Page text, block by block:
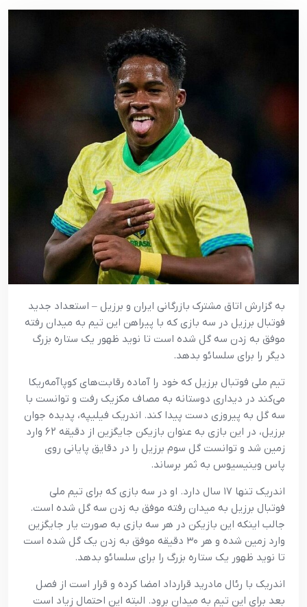
به گزارش اتاق مشترک بازرگانی ایران و برزیل – استعداد جدید
فوتبال برزیل در سه بازی که با پیراهن این تیم به میدان رفته
موفق به زدن سه گل شده است تا نوید ظهور یک ستاره بزرگ
دیگر را برای سلسائو بدهد.
تیم ملی فوتبال برزیل که خود را آماده رقابت‌های کوپاآمه‌ریکا
می‌کند در دیداری دوستانه به مصاف مکزیک رفت و توانست با
سه گل به پیروزی دست پیدا کند. اندریک فیلیپه، پدیده جوان
برزیل، در این بازی به عنوان بازیکن جایگزین از دقیقه ۶۲ وارد
زمین شد و توانست گل سوم برزیل را در دقایق پایانی روی
پاس وینیسیوس به ثمر برساند.
اندریک تنها ۱۷ سال دارد. او در سه بازی که برای تیم ملی
فوتبال برزیل به میدان رفته موفق به زدن سه گل شده است.
جالب اینکه این بازیکن در هر سه بازی به صورت یار جایگزین
وارد زمین شده و هر ۳۰ دقیقه موفق به زدن یک گل شده است
تا نوید ظهور یک ستاره بزرگ را برای سلسائو بدهد.
اندریک با رئال مادرید قرارداد امضا کرده و قرار است از فصل
بعد برای این تیم به میدان برود. البته این احتمال زیاد است